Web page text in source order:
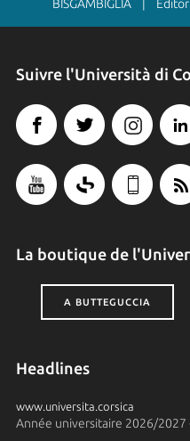
BISGAMBIGLIA |
Suivre l'Università di
La boutique de
A BUTTEGUCCIA
Headlines
www.universita.corsica
Année universitaire 2026/2027